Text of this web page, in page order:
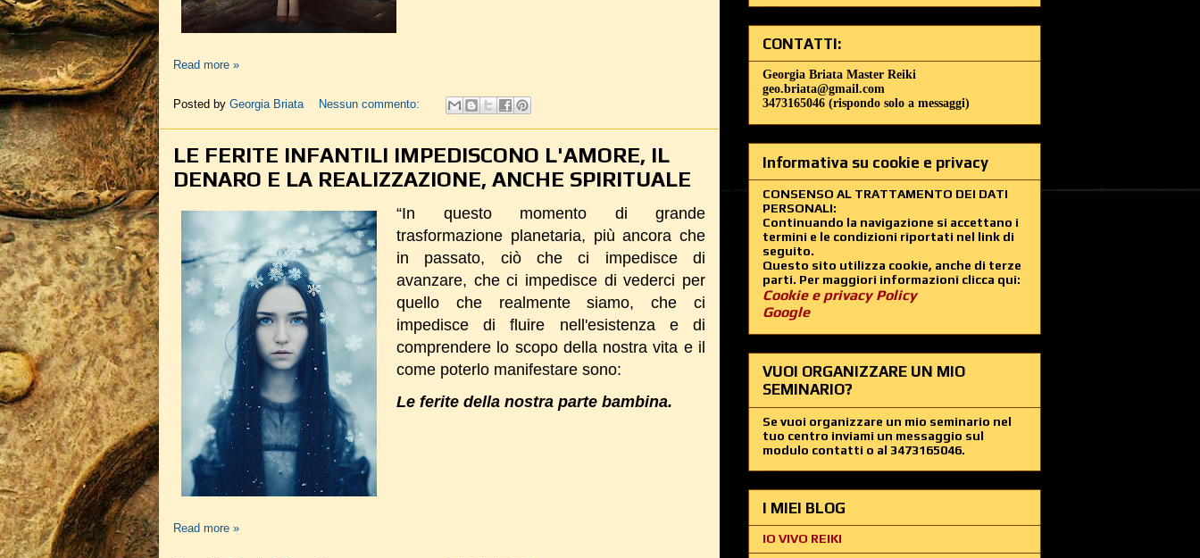
Read more »
Posted by Georgia Briata Nessun commento:
LE FERITE INFANTILI IMPEDISCONO L'AMORE, IL
DENARO E LA REALIZZAZIONE, ANCHE SPIRITUALE
“In questo momento di grande
trasformazione planetaria, più ancora che
in passato, ciò che ci impedisce di
avanzare, che ci impedisce di vederci per
quello che realmente siamo, che ci
impedisce di fluire nell'esistenza e di
comprendere lo scopo della nostra vita e il
come poterlo manifestare sono:
Le ferite della nostra parte bambina.
Read more »
CONTATTI:
Georgia Briata Master Reiki
geo.briata@gmail.com
3473165046 (rispondo solo a messaggi)
Informativa su cookie e privacy
CONSENSO AL TRATTAMENTO DEI DATI
PERSONALI:
Continuando la navigazione si accettano i
termini e le condizioni riportati nel link di
seguito.
Questo sito utilizza cookie, anche di terze
parti. Per maggiori informazioni clicca qui:
Cookie e privacy Policy
Google
VUOI ORGANIZZARE UN MIO
SEMINARIO?
Se vuoi organizzare un mio seminario nel
tuo centro inviami un messaggio sul
modulo contatti o al 3473165046.
I MIEI BLOG
IO VIVO REIKI